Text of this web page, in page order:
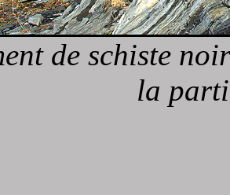
de schiste
la